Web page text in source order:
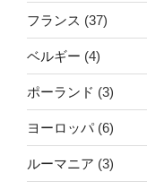
フランス (37)
ベルギー (4)
ポーランド (3)
ヨーロッパ(6)
ルーマニア (3)